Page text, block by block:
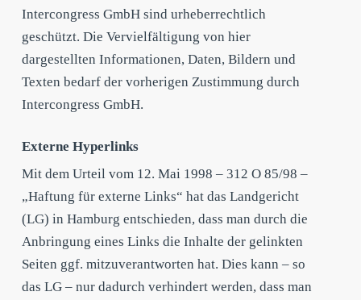
Intercongress GmbH sind urheberrechtlich
geschützt. Die Vervielfältigung von hier
dargestellten Informationen, Daten, Bildern und
Texten bedarf der vorherigen Zustimmung durch
Intercongress GmbH.
Externe Hyperlinks
Mit dem Urteil vom 12. Mai 1998 – 312 O 85/98 –
„Haftung für externe Links“ hat das Landgericht
(LG) in Hamburg entschieden, dass man durch die
Anbringung eines Links die Inhalte der gelinkten
Seiten ggf. mitzuverantworten hat. Dies kann – so
das LG – nur dadurch verhindert werden, dass man